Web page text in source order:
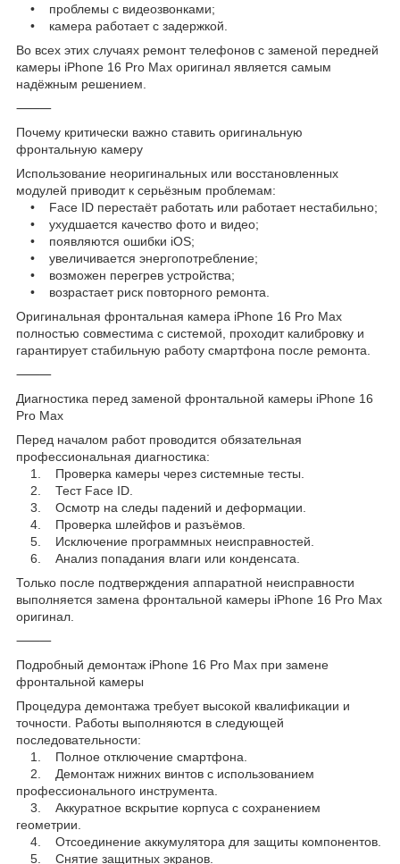
• проблемы с видеозвонками;
• камера работает с задержкой.
Во всех этих случаях ремонт телефонов с заменой передней
камеры iPhone 16 Pro Max оригинал является самым
надёжным решением.
⸻
Почему критически важно ставить оригинальную
фронтальную камеру
Использование неоригинальных или восстановленных
модулей приводит к серьёзным проблемам:
• Face ID перестаёт работать или работает нестабильно;
• ухудшается качество фото и видео;
• появляются ошибки iOS;
• увеличивается энергопотребление;
• возможен перегрев устройства;
• возрастает риск повторного ремонта.
Оригинальная фронтальная камера iPhone 16 Pro Max
полностью совместима с системой, проходит калибровку и
гарантирует стабильную работу смартфона после ремонта.
⸻
Диагностика перед заменой фронтальной камеры iPhone 16
Pro Max
Перед началом работ проводится обязательная
профессиональная диагностика:
1. Проверка камеры через системные тесты.
2. Тест Face ID.
3. Осмотр на следы падений и деформации.
4. Проверка шлейфов и разъёмов.
5. Исключение программных неисправностей.
6. Анализ попадания влаги или конденсата.
Только после подтверждения аппаратной неисправности
выполняется замена фронтальной камеры iPhone 16 Pro Max
оригинал.
⸻
Подробный демонтаж iPhone 16 Pro Max при замене
фронтальной камеры
Процедура демонтажа требует высокой квалификации и
точности. Работы выполняются в следующей
последовательности:
1. Полное отключение смартфона.
2. Демонтаж нижних винтов с использованием
профессионального инструмента.
3. Аккуратное вскрытие корпуса с сохранением
геометрии.
4. Отсоединение аккумулятора для защиты компонентов.
5. Снятие защитных экранов.